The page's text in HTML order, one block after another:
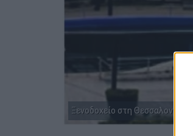
Ξενοδοχείο στη Θεσσαλονίκη